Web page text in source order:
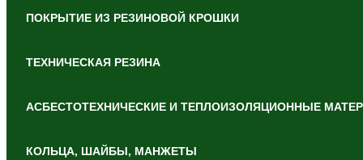
ПОКРЫТИЕ ИЗ РЕЗИНОВОЙ КРОШКИ
ТЕХНИЧЕСКАЯ РЕЗИНА
АСБЕСТОТЕХНИЧЕСКИЕ И ТЕПЛОИЗОЛЯЦИОННЫЕ
КОЛЬЦА, ШАЙБЫ, МАНЖЕТЫ